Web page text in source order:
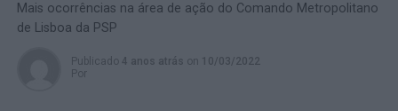
Mais ocorrências na área de ação do Comando Metropolitano
de Lisboa da PSP
Publicado 4 anos atrás on 10/03/2022
Por